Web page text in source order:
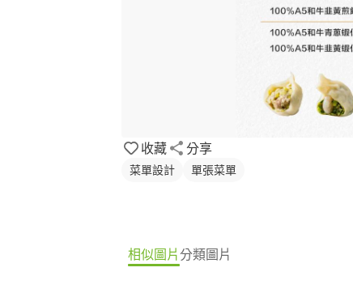
收藏 分享
菜單設計 單張菜單
相似圖片分類圖片